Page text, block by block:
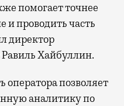
помогает точнее
и проводить часть
директор
Хайбуллин.
оператора позволяет
аналитику по